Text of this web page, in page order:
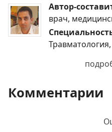
Автор-
врач,
Комментарии